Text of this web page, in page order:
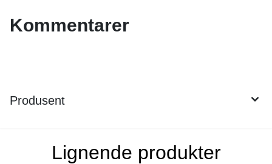
Kommentarer
Produsent
Lignende produkter